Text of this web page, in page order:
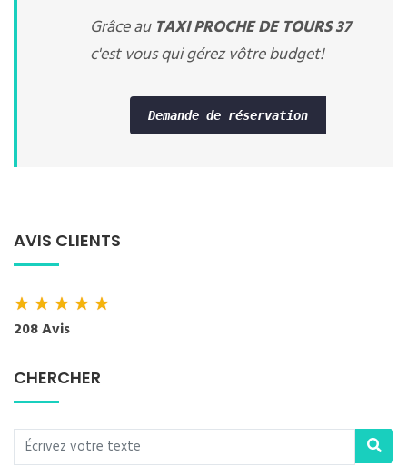
Grâce au TAXI PROCHE DE TOURS 37
c'est vous qui gérez vôtre budget!
Demande de réservation
AVIS CLIENTS
★★★★★
208 Avis
CHERCHER